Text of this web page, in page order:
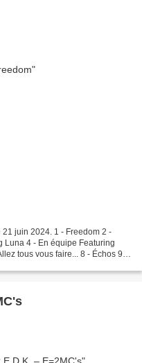
1 - Freedom 2 -
Luna 4 - En équipe Featuring
tous vous faire... 8 - Échos 9 -